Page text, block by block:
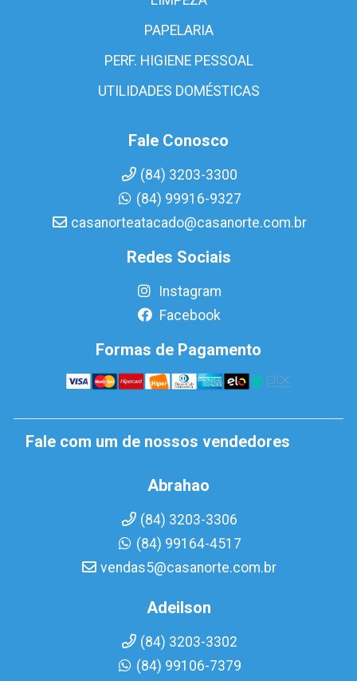
PAPELARIA
PERF. HIGIENE PESSOAL
UTILIDADES DOMÉSTICAS
Fale Conosco
(84) 3203-3300
(84) 99916-9327
casanorteatacado@casanorte.com.br
Redes Sociais
Instagram
Facebook
Formas de Pagamento
Fale com um de nossos vendedores
Abrahao
(84) 3203-3306
(84) 99164-4517
vendas5@casanorte.com.br
Adeilson
(84) 3203-3302
(84) 99106-7379